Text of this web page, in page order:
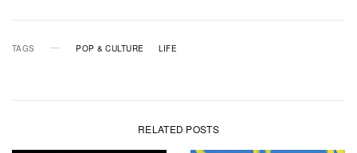
TAGS POP & CULTURE LIFE
RELATED POSTS